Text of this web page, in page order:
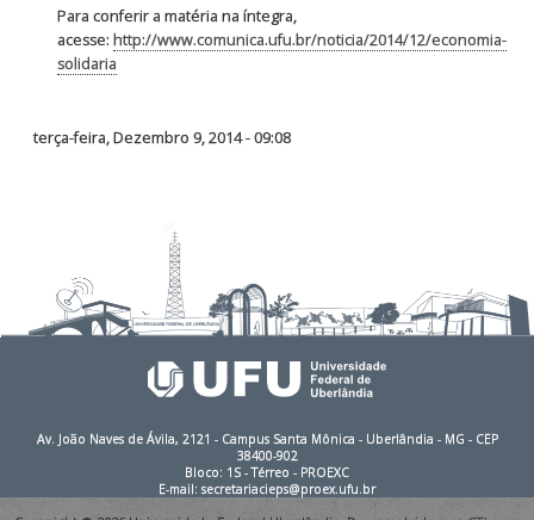
Para conferir a matéria na íntegra,
acesse: http://www.comunica.ufu.br/noticia/2014/12/economia-
solidaria
terça-feira, Dezembro 9, 2014 - 09:08
Av. João Naves de Ávila, 2121 - Campus Santa Mônica - Uberlândia - MG - CEP
38400-902
Bloco: 1S - Térreo - PROEXC
E-mail: secretariacieps@proex.ufu.br